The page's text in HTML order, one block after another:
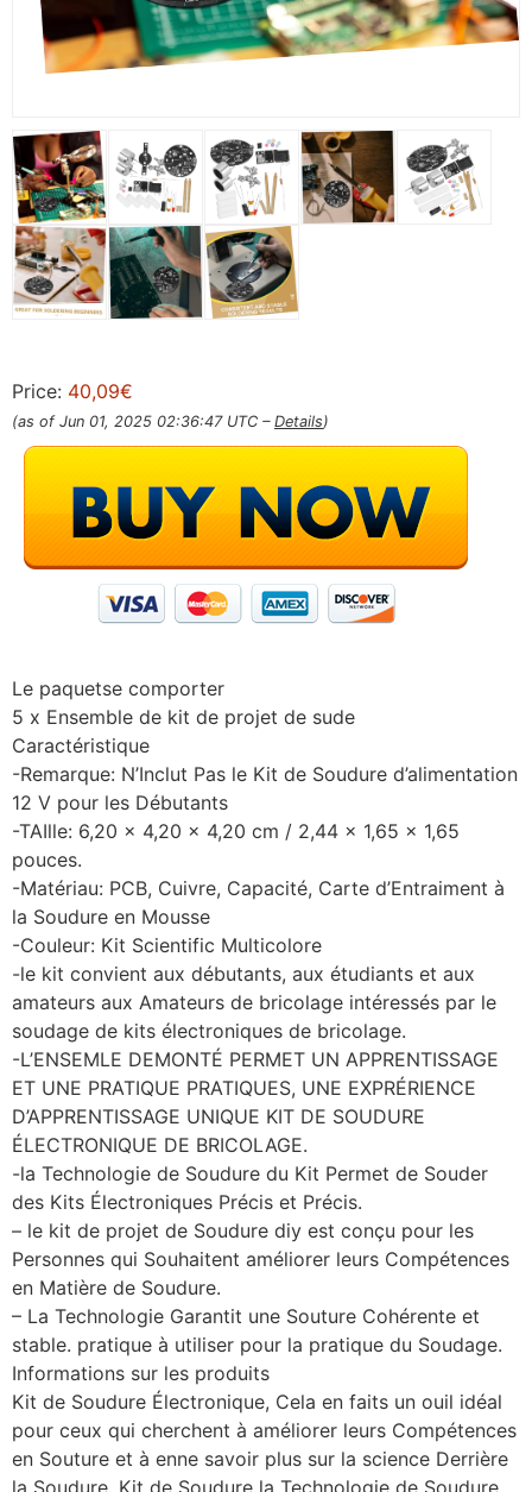
Price: 40,09€
(as of Jun 01, 2025 02:36:47 UTC – Details)
Le paquetse comporter
5 x Ensemble de kit de projet de sude
Caractéristique
-Remarque: N’Inclut Pas le Kit de Soudure d’alimentation
12 V pour les Débutants
-TAIlle: 6,20 x 4,20 x 4,20 cm / 2,44 x 1,65 x 1,65
pouces.
-Matériau: PCB, Cuivre, Capacité, Carte d’Entraiment à
la Soudure en Mousse
-Couleur: Kit Scientific Multicolore
-le kit convient aux débutants, aux étudiants et aux
amateurs aux Amateurs de bricolage intéressés par le
soudage de kits électroniques de bricolage.
-L’ENSEMLE DEMONTÉ PERMET UN APPRENTISSAGE
ET UNE PRATIQUE PRATIQUES, UNE EXPRÉRIENCE
D’APPRENTISSAGE UNIQUE KIT DE SOUDURE
ÉLECTRONIQUE DE BRICOLAGE.
-la Technologie de Soudure du Kit Permet de Souder
des Kits Électroniques Précis et Précis.
– le kit de projet de Soudure diy est conçu pour les
Personnes qui Souhaitent améliorer leurs Compétences
en Matière de Soudure.
– La Technologie Garantit une Souture Cohérente et
stable. pratique à utiliser pour la pratique du Soudage.
Informations sur les produits
Kit de Soudure Électronique, Cela en faits un ouil idéal
pour ceux qui cherchent à améliorer leurs Compétences
en Souture et à enne savoir plus sur la science Derrière